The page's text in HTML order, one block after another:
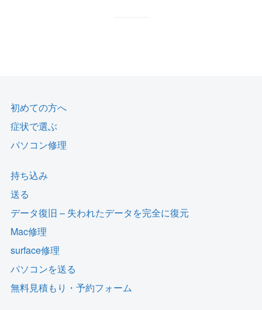
初めての方へ
症状で選ぶ
パソコン修理
持ち込み
送る
データ復旧 – 失われたデータを完全に復元
Mac修理
surface修理
パソコンを送る
無料見積もり・予約フォーム